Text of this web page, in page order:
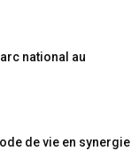
national au
de vie en synergie